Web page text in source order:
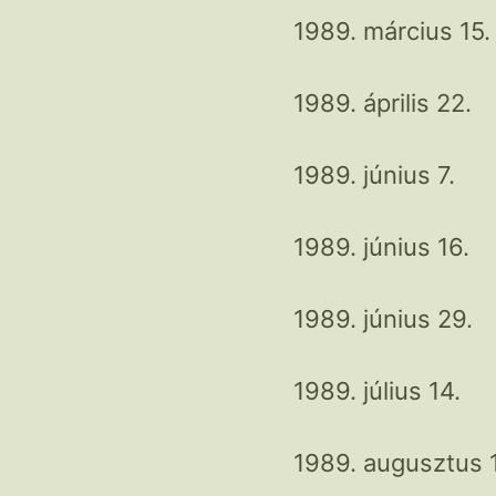
1989. március 15.
1989. április 22.
1989. június 7.
1989. június 16.
1989. június 29.
1989. július 14.
1989. augusztus